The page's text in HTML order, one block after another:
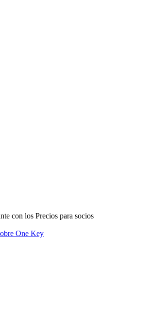
con los Precios para socios
One Key